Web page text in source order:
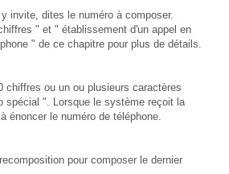
invite, dites le numéro à composer.
" et " établissement d'un appel en
" de ce chapitre pour plus de détails.
chiffres ou un ou plusieurs caractères
spécial ". Lorsque le système reçoit la
énoncer le numéro de téléphone.
pour composer le dernier